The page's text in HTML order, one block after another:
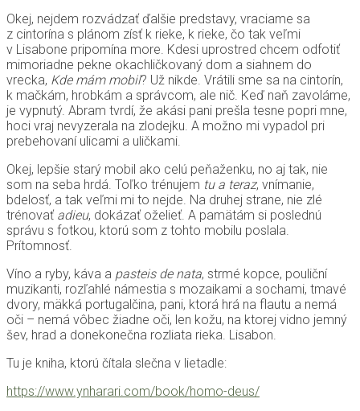
Okej, nejdem rozvádzať ďalšie predstavy, vraciame sa
z cintorína s plánom zísť k rieke, k rieke, čo tak veľmi
v Lisabone pripomína more. Kdesi uprostred chcem odfotiť
mimoriadne pekne okachličkovaný dom a siahnem do
vrecka, Kde mám mobil? Už nikde. Vrátili sme sa na cintorín,
k mačkám, hrobkám a správcom, ale nič. Keď naň zavoláme,
je vypnutý. Abram tvrdí, že akási pani prešla tesne popri mne,
hoci vraj nevyzerala na zlodejku. A možno mi vypadol pri
prebehovaní ulicami a uličkami.
Okej, lepšie starý mobil ako celú peňaženku, no aj tak, nie
som na seba hrdá. Toľko trénujem tu a teraz, vnímanie,
bdelosť, a tak veľmi mi to nejde. Na druhej strane, nie zlé
trénovať adieu, dokázať oželieť. A pamätám si poslednú
správu s fotkou, ktorú som z tohto mobilu poslala.
Prítomnosť.
Víno a ryby, káva a pasteis de nata, strmé kopce, pouliční
muzikanti, rozľahlé námestia s mozaikami a sochami, tmavé
dvory, mäkká portugalčina, pani, ktorá hrá na flautu a nemá
oči – nemá vôbec žiadne oči, len kožu, na ktorej vidno jemný
šev, hrad a donekonečna rozliata rieka. Lisabon.
Tu je kniha, ktorú čítala slečna v lietadle:
https://www.ynharari.com/book/homo-deus/